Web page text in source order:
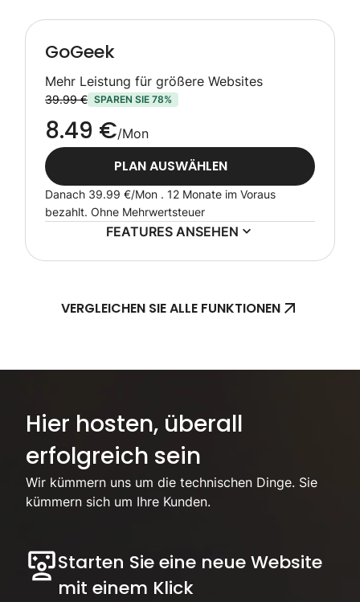
GoGeek
Mehr Leistung für größere Websites
39.99 € SPAREN SIE 78%
8.49 €/Mon
PLAN AUSWÄHLEN
Danach 39.99 €/Mon . 12 Monate im Voraus
bezahlt. Ohne Mehrwertsteuer
FEATURES ANSEHEN
VERGLEICHEN SIE ALLE FUNKTIONEN
Hier hosten, überall
erfolgreich sein
Wir kümmern uns um die technischen Dinge. Sie
kümmern sich um Ihre Kunden.
Starten Sie eine neue Website
mit einem Klick